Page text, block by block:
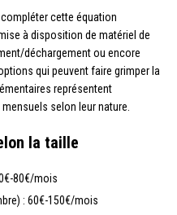
cette équation
à disposition de matériel de
déchargement ou encore
qui peuvent faire grimper la
représentent
selon leur nature.
la taille
80€/mois
: 60€-150€/mois